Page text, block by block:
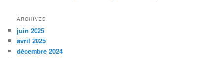
ARCHIVES
juin 2025
avril 2025
décembre 2024